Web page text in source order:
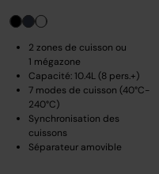
2 zones de cuisson ou
1 mégazone
Capacité: 10.4L (8 pers.+)
7 modes de cuisson (40°C-
240°C)
Synchronisation des
cuissons
Séparateur amovible